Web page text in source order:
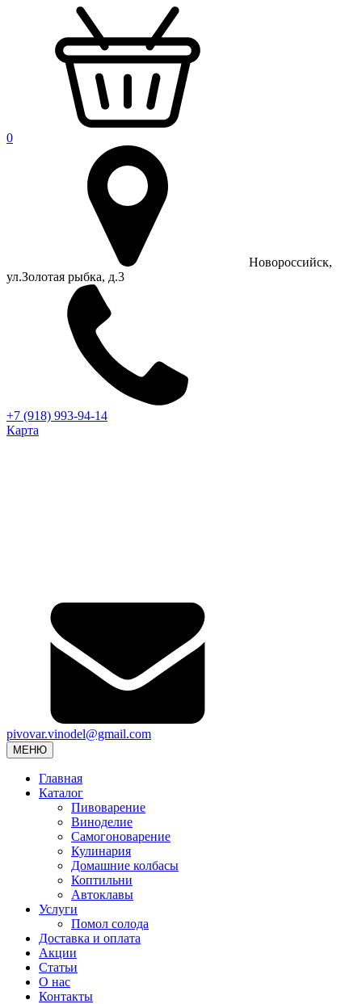
0
Новороссийск,
ул.Золотая рыбка, д.3
+7 (918) 993-94-14
Карта
pivovar.vinodel@gmail.com
МЕНЮ
Главная
Каталог
Пивоварение
Виноделие
Самогоноварение
Кулинария
Домашние колбасы
Коптильни
Автоклавы
Услуги
Помол солода
Доставка и оплата
Акции
Статьи
О нас
Контакты